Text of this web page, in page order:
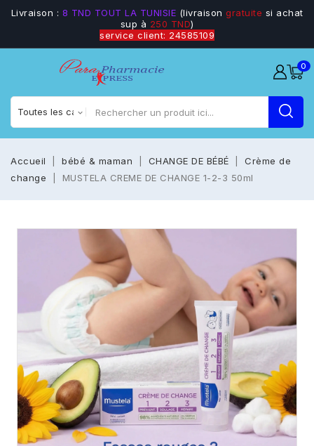
Livraison : 8 TND TOUT LA TUNISIE (livraison gratuite si achat
sup à 250 TND)
service client: 24585109
0
Accueil bébé & maman CHANGE DE BÉBÉ
Crème de
change
MUSTELA CREME DE CHANGE 1-2-3 50ml